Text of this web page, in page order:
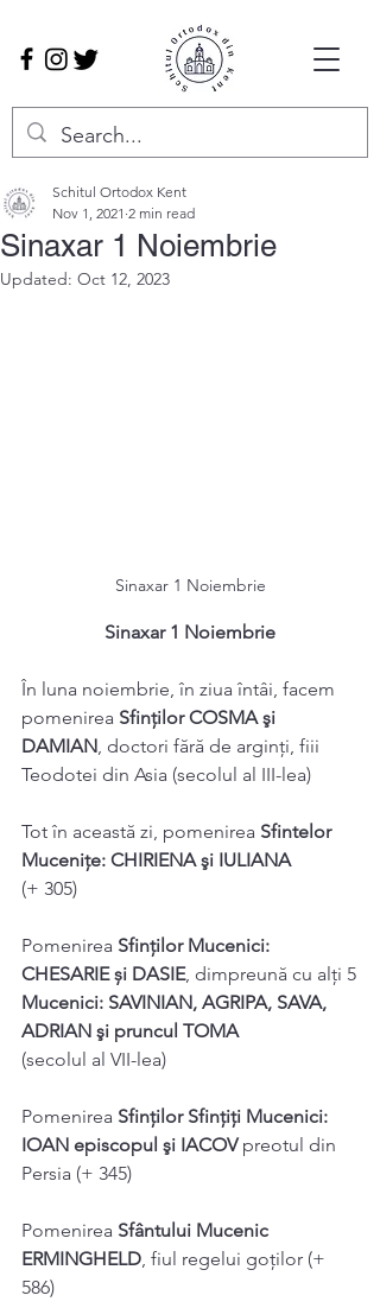
Sinaxar 1 Noiembrie
Schitul Ortodox Kent
Nov 1, 2021 2 min read
Updated: Oct 12, 2023
Sinaxar 1 Noiembrie
Sinaxar 1 Noiembrie
În luna noiembrie, în ziua întâi, facem
pomenirea Sfinților COSMA şi
DAMIAN, doctori fără de arginţi, fiii
Teodotei din Asia (secolul al III-lea)
Tot în această zi, pomenirea Sfintelor
Mucenițe: CHIRIENA şi IULIANA
(+ 305)
Pomenirea Sfinților Mucenici:
CHESARIE și DASIE, dimpreună cu alți 5
Mucenici: SAVINIAN, AGRIPA, SAVA,
ADRIAN şi pruncul TOMA
(secolul al VII-lea)
Pomenirea Sfinților Sfințiți Mucenici:
IOAN episcopul şi IACOV preotul din
Persia (+ 345)
Pomenirea Sfântului Mucenic
ERMINGHELD, fiul regelui goţilor (+
586)